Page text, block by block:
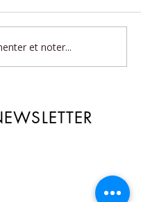
en conscience
et noter...